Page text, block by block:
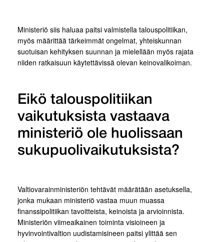
Ministeriö siis haluaa paitsi valmistella talouspolitiikan,
myös määrittää tärkeimmät ongelmat, yhteiskunnan
suotuisan kehityksen suunnan ja mielellään myös rajata
niiden ratkaisuun käytettävissä olevan keinovalikoiman.
Eikö talouspolitiikan
vaikutuksista vastaava
ministeriö ole huolissaan
sukupuolivaikutuksista?
Valtiovarainministeriön tehtävät määrätään asetuksella,
jonka mukaan ministeriö vastaa muun muassa
finanssipolitiikan tavoitteista, keinoista ja arvioinnista.
Ministeriön viimeaikainen toiminta visioineen ja
hyvinvointivaltion uudistamisineen paitsi ylittää sen